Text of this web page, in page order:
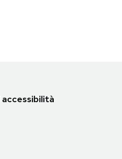
accessibilità